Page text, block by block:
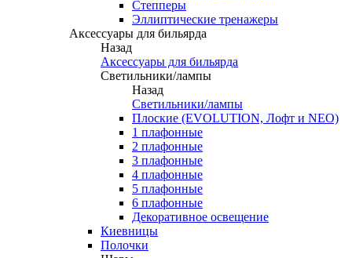
Степперы
Эллиптические тренажеры
Аксессуары для бильярда
Назад
Аксессуары для бильярда
Светильники/лампы
Назад
Светильники/лампы
Плоские (EVOLUTION, Лофт и NEO)
1 плафонные
2 плафонные
3 плафонные
4 плафонные
5 плафонные
6 плафонные
Декоративное освещение
Киевницы
Полочки